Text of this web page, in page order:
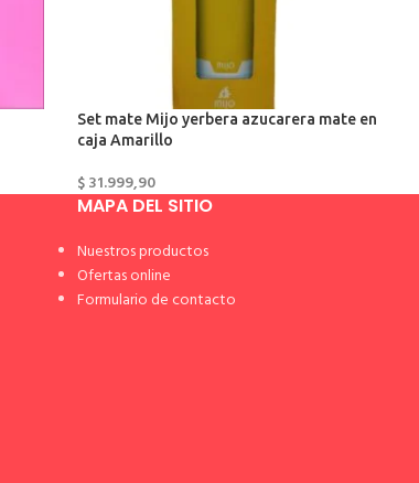
Set mate Mijo yerbera azucarera mate en
caja Amarillo
$31.999,90
MAPA DEL SITIO
Nuestros productos
Ofertas online
Formulario de contacto